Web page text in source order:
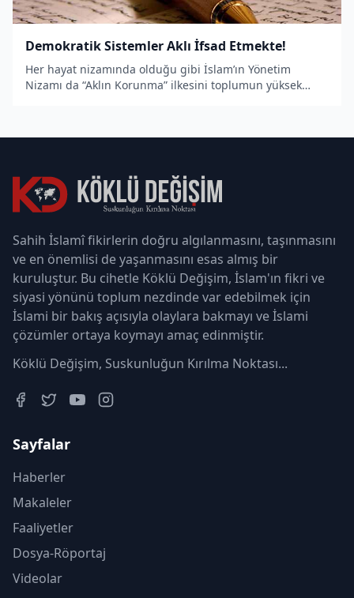
Demokratik Sistemler Aklı İfsad Etmekte!
Her hayat nizamında olduğu gibi İslam’ın Yönetim
Nizamı da “Aklın Korunma” ilkesini toplumun yüksek
Sahih İslamî fikirlerin doğru algılanmasını, taşınmasını
ve en önemlisi de yaşanmasını esas almış bir
kuruluştur. Bu cihetle Köklü Değişim, İslam'ın fikri ve
siyasi yönünü toplum nezdinde var edebilmek için
İslami bir bakış açısıyla olaylara bakmayı ve İslami
çözümler ortaya koymayı amaç edinmiştir.
Köklü Değişim, Suskunluğun Kırılma Noktası...
Sayfalar
Haberler
Makaleler
Faaliyetler
Dosya-Röportaj
Videolar